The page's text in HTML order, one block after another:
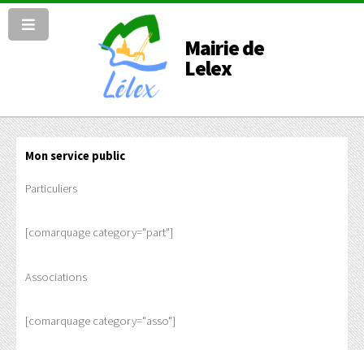
Mairie de
Lelex
Mon service public
Particuliers
[comarquage category="part"]
Associations
[comarquage category="asso"]